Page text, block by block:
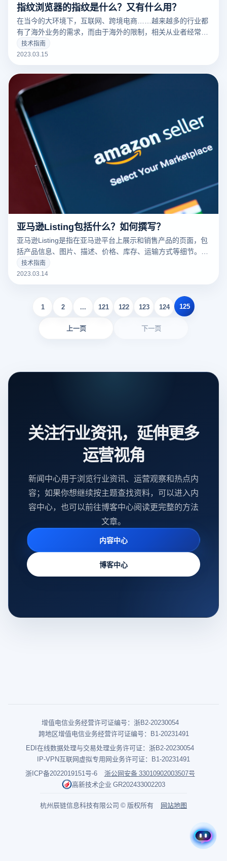
指纹浏览器的指纹是什么？又有什么用？
在当今的大环境下，互联网、跨境电商……越来越多的行业都
有了海外业务的需求，而由于海外的限制，相关从业者经常要
针对不同的工作内容用到不同的IP，这时候便要用到指纹浏览
器。要清楚的了解什么是指纹浏览器之前，我们需要知道什么
很大的不同
技术指南
2023.03.15
亚马逊Listing包括什么？如何撰写？
亚马逊Listing是指在亚马逊平台上展示和销售产品的页面，包
括产品信息、图片、描述、价格、库存、运输方式等细节。一
个好的亚马逊Listing可以吸引更多的潜在买家，增加销量。以
下云登录指纹浏览器关于亚马逊Listing包括什么？如何撰写？
技术指南
2023.03.14
上一页
1 2 ... 121 122 123 124 125
下一页
关注行业资讯，延伸更多
运营视角
新闻中心用于浏览行业资讯、运营观察和热点内
容；如果你想继续按主题查找资料，可以进入内
容中心，也可以前往博客中心阅读更完整的方法
文章。
内容中心
博客中心
增值电信业务经营许可证编号：浙B2-20230054
跨地区增值电信业务经营许可证编号：B1-20231491
EDI在线数据处理与交易处理业务许可证：浙B2-20230054
IP-VPN互联网虚拟专用网业务许可证：B1-20231491
浙ICP备2022019151号-6
浙公网安备 33010902003507号
高新技术企业 GR202433002203
杭州辰链信息科技有限公司 © 版权所有 网站地图